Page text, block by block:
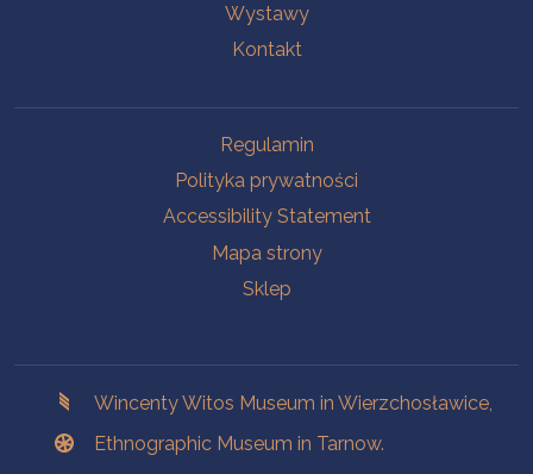
Wystawy
Kontakt
Regulamin
Polityka prywatności
Accessibility Statement
Mapa strony
Sklep
Wincenty Witos Museum in Wierzchosławice,
Ethnographic Museum in Tarnow.